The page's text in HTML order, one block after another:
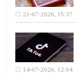
21-07-2026, 15:37
14-07-2026, 12:04